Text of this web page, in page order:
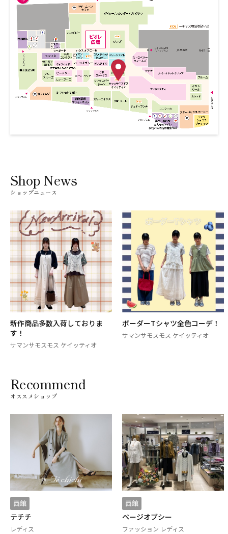
Shop News
ショップニュース
新作商品多数入荷しておりま
す！
サマンサモスモス ケイッティオ
ボーダーTシャツ全色コーデ！
サマンサモスモス ケイッティオ
Recommend
オススメショップ
西館
テチチ
レディス
西館
ページオブシー
ファッション レディス